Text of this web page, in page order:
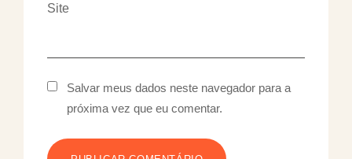
Site
Salvar meus dados neste navegador para a
próxima vez que eu comentar.